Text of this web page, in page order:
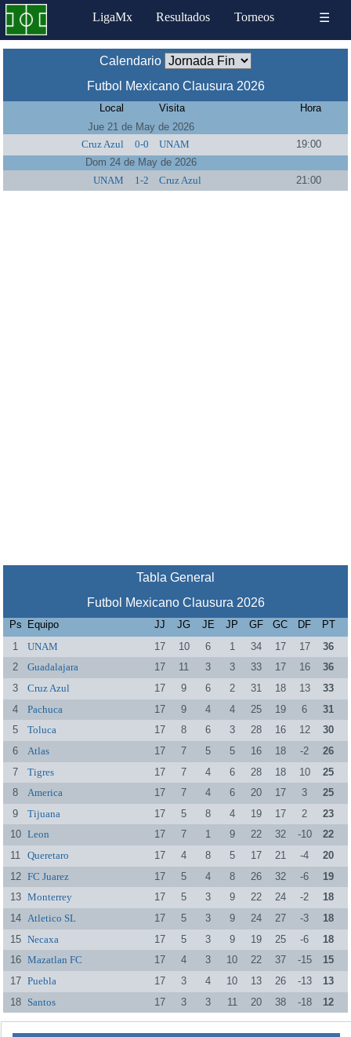
LigaMx Resultados Torneos ☰
Calendario
Futbol Mexicano Clausura 2026
Local Visita
Hora
Jue 21 de May de 2026
Cruz Azul
0-0 UNAM
19:00
Dom 24 de May de 2026
UNAM
1-2 Cruz Azul 21:00
Tabla General
Futbol Mexicano Clausura 2026
Ps Equipo JJ JG JE JP GF GC DF
PT
1
UNAM 17 10 6 1 34 17 17
36
2
Guadalajara 17 11 3 3 33 17 16
36
3
Cruz Azul 17 9 6 2 31 18 13
33
4
Pachuca 17 9 4 4 25 19 6
31
5
Toluca 17 8 6 3 28 16 12
30
6
Atlas 17 7 5 5 16 18 -2
26
7
Tigres 17 7 4 6 28 18 10
25
8
America 17 7 4 6 20 17 3
25
9
Tijuana 17 5 8 4 19 17 2
23
10 Leon 17 7 1 9 22 32 -10
22
11
Queretaro 17 4 8 5 17 21 -4
20
12 FC Juarez 17 5 4 8 26 32 -6
19
13 Monterrey 17 5 3 9 22 24 -2
18
14 Atletico SL 17 5 3 9 24 27 -3
18
15 Necaxa 17 5 3 9 19 25 -6
18
16 Mazatlan FC 17 4 3 10 22 37 -15
15
17 Puebla 17 3 4 10 13 26 -13
13
18
Santos 17 3 3 11 20 38 -18 12